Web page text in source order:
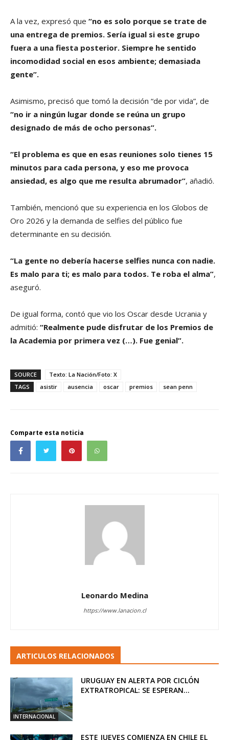
A la vez, expresó que “no es solo porque se trate de
una entrega de premios. Sería igual si este grupo
fuera a una fiesta posterior. Siempre he sentido
incomodidad social en esos ambiente; demasiada
gente”.
Asimismo, precisó que tomó la decisión “de por vida”, de
“no ir a ningún lugar donde se reúna un grupo
designado de más de ocho personas”.
“El problema es que en esas reuniones solo tienes 15
minutos para cada persona, y eso me provoca
ansiedad, es algo que me resulta abrumador”, añadió.
También, mencionó que su experiencia en los Globos de
Oro 2026 y la demanda de selfies del público fue
determinante en su decisión.
“La gente no debería hacerse selfies nunca con nadie.
Es malo para ti; es malo para todos. Te roba el alma”,
aseguró.
De igual forma, contó que vio los Oscar desde Ucrania y
admitió: “Realmente pude disfrutar de los Premios de
la Academia por primera vez (…). Fue genial”.
SOURCE
Texto: La Nación/Foto: X
TAGS
asistir ausencia oscar premios sean penn
Comparte esta noticia
Leonardo Medina
https://www.lanacion.cl
ARTICULOS RELACIONADOS
INTERNACIONAL
URUGUAY EN ALERTA POR CICLÓN
EXTRATROPICAL: SE ESPERAN...
ESTE JUEVES COMIENZA EN CHILE EL